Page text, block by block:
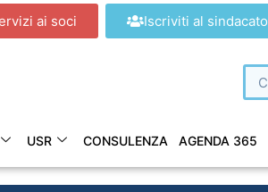
ai soci Iscriviti al sindacato
USR CONSULENZA AGENDA 365